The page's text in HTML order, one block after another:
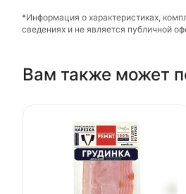
*Информация о характеристиках,
сведениях и не является публичной
Вам также может